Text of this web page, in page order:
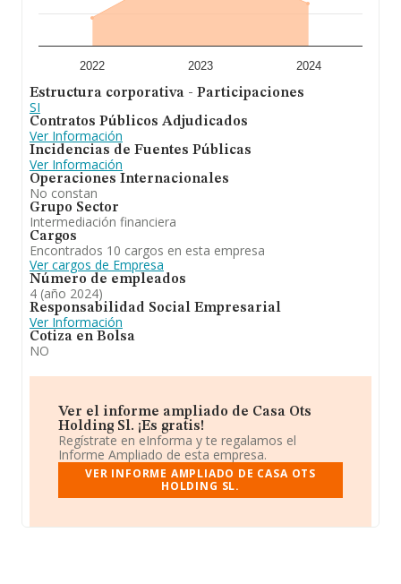
En definitiva, la actividad de Casa Ots Holding S.Les
actividades de las sociedades holding, principalmente
abajo en el ranking de sectores frente al 2023. Frente al
2023, en el ranking nacional, de todas las empresas en
2022 2023 2024
Estructura corporativa - Participaciones
SI
Contratos Públicos Adjudicados
Ver Información
Incidencias de Fuentes Públicas
Ver Información
Operaciones Internacionales
No constan
Grupo Sector
Intermediación financiera
Cargos
Encontrados 10 cargos en esta empresa
Ver cargos de Empresa
Número de empleados
4 (año 2024)
Responsabilidad Social Empresarial
Ver Información
Cotiza en Bolsa
NO
Ver el informe ampliado de Casa Ots
Holding Sl. ¡Es gratis!
Regístrate en eInforma y te regalamos el
Informe Ampliado de esta empresa.
VER INFORME AMPLIADO DE CASA OTS
HOLDING SL.